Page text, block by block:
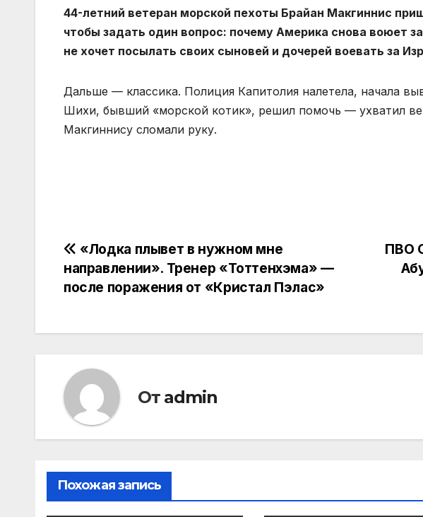
44-летний ветеран морской пехоты Брайан Макгиннис
чтобы задать один вопрос: почему Америка снова воюет
не хочет посылать своих сыновей и дочерей воевать за
Дальше — классика. Полиция Капитолия налетела, начала
Шихи, бывший «морской котик», решил помочь — ухватил
Макгиннису сломали руку.
Навигация
по
ПВО
«Лодка плывет в нужном мне
направлении». Тренер «Тоттенхэма» —
после поражения от «Кристал Пэлас»
От admin
Похожая запись